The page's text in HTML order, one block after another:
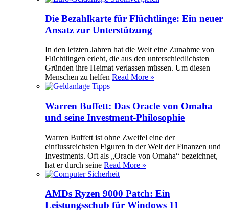
Die Bezahlkarte für Flüchtlinge: Ein neuer
Ansatz zur Unterstützung
In den letzten Jahren hat die Welt eine Zunahme von
Flüchtlingen erlebt, die aus den unterschiedlichsten
Gründen ihre Heimat verlassen müssen. Um diesen
Menschen zu helfen Read More »
Warren Buffett: Das Oracle von Omaha
und seine Investment-Philosophie
Warren Buffett ist ohne Zweifel eine der
einflussreichsten Figuren in der Welt der Finanzen und
Investments. Oft als „Oracle von Omaha“ bezeichnet,
hat er durch seine Read More »
AMDs Ryzen 9000 Patch: Ein
Leistungsschub für Windows 11